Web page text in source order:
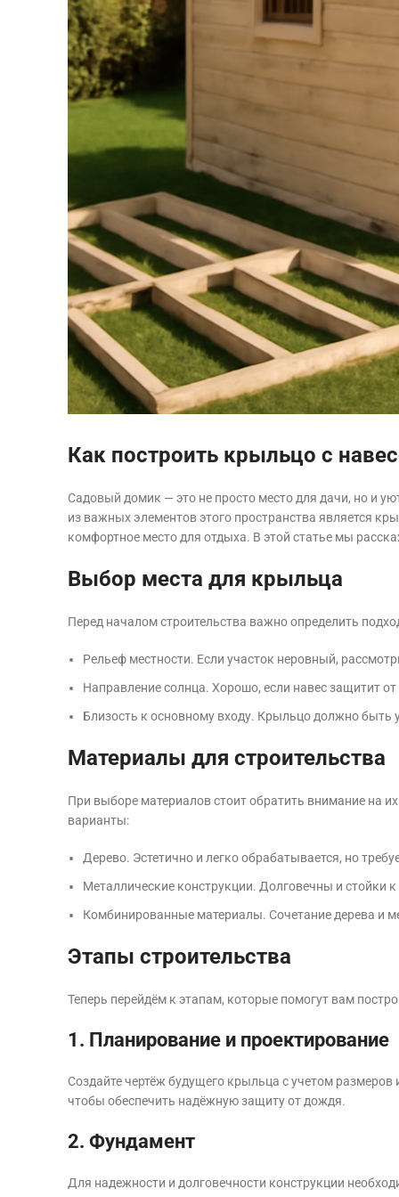
Как построить крыльцо с
Садовый домик — это не просто место для дачи, но и
из важных элементов этого пространства является
комфортное место для отдыха. В этой статье мы
Выбор места для крыльца
Перед началом строительства важно определить
Рельеф местности. Если участок неровный,
Направление солнца. Хорошо, если навес защитит
Близость к основному входу. Крыльцо должно быть
Материалы для строительства
При выборе материалов стоит обратить внимание на
варианты:
Дерево. Эстетично и легко обрабатывается, но
Металлические конструкции. Долговечны и стойки
Комбинированные материалы. Сочетание дерева и
Этапы строительства
Теперь перейдём к этапам, которые помогут вам
1. Планирование и проектирование
Создайте чертёж будущего крыльца с учетом
чтобы обеспечить надёжную защиту от дождя.
2. Фундамент
Для надежности и долговечности конструкции